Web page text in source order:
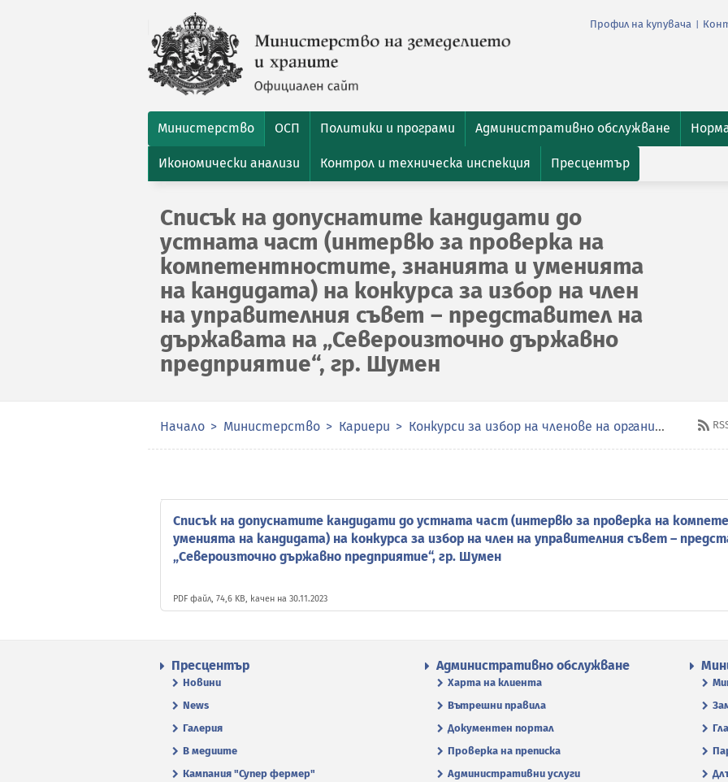
Профил на купувача
Министерство ОСП Политики и програми Административно обслужване
Икономически анализи Контрол и техническа инспекция Пресцентър
Списък на допуснатите кандидати до
устната част (интервю за проверка на
компетентностите, знанията и уменията
на кандидата) на конкурса за избор на член
на управителния съвет – представител на
държавата на „Североизточно държавно
предприятие“, гр. Шумен
Начало Министерство Кариери Конкурси за избор на членове на органите за управление и контрол в публичните предприятия
Списък на допуснатите кандидати до устната част (интервю за проверка на
уменията на кандидата) на конкурса за избор на член на управителния съвет –
„Североизточно държавно предприятие“, гр. Шумен
PDF файл, 74,6 KB, качен на 30.11.2023
Пресцентър
Новини
News
Галерия
В медиите
Кампания "Супер фермер"
Административно обслужване
Харта на клиента
Вътрешни правила
Документен портал
Проверка на преписка
Административни услуги